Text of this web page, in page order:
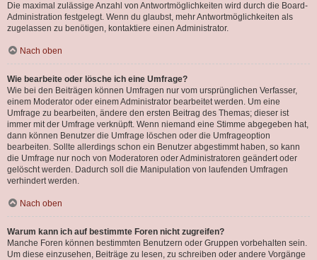
Die maximal zulässige Anzahl von Antwortmöglichkeiten wird durch die Board-
Administration festgelegt. Wenn du glaubst, mehr Antwortmöglichkeiten als
zugelassen zu benötigen, kontaktiere einen Administrator.
Nach oben
Wie bearbeite oder lösche ich eine Umfrage?
Wie bei den Beiträgen können Umfragen nur vom ursprünglichen Verfasser,
einem Moderator oder einem Administrator bearbeitet werden. Um eine
Umfrage zu bearbeiten, ändere den ersten Beitrag des Themas; dieser ist
immer mit der Umfrage verknüpft. Wenn niemand eine Stimme abgegeben hat,
dann können Benutzer die Umfrage löschen oder die Umfrageoption
bearbeiten. Sollte allerdings schon ein Benutzer abgestimmt haben, so kann
die Umfrage nur noch von Moderatoren oder Administratoren geändert oder
gelöscht werden. Dadurch soll die Manipulation von laufenden Umfragen
verhindert werden.
Nach oben
Warum kann ich auf bestimmte Foren nicht zugreifen?
Manche Foren können bestimmten Benutzern oder Gruppen vorbehalten sein.
Um diese einzusehen, Beiträge zu lesen, zu schreiben oder andere Vorgänge